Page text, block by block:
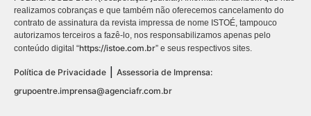
realizamos cobranças e que também não oferecemos cancelamento do
contrato de assinatura da revista impressa de nome ISTOÉ, tampouco
autorizamos terceiros a fazê-lo, nos responsabilizamos apenas pelo
conteúdo digital “https://istoe.com.br” e seus respectivos sites.
Política de Privacidade
Assessoria de Imprensa:
grupoentre.imprensa@agenciafr.com.br